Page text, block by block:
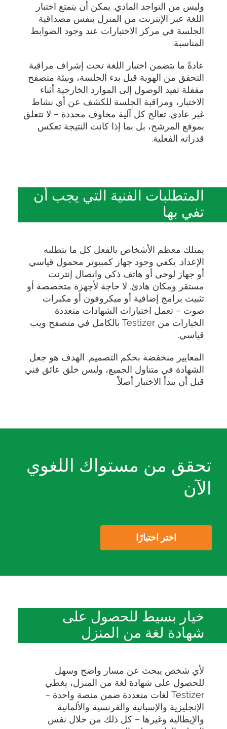
وليس من التواجد المادي. يمكن أن يتمتع اختبار
اللغة عبر الإنترنت من المنزل بنفس مصداقية
الجلسة في مركز الاختبارات عند وجود الضوابط
المناسبة.
عادةً ما يتضمن اختبار اللغة تحت إشراف مراقبة
التحقق من الهوية قبل بدء الجلسة، وبيئة متصفح
مقفلة تقيد الوصول إلى الموارد الخارجية أثناء
الاختبار، ومراقبة الجلسة للكشف عن أي نشاط
غير عادي. تعالج كل آلية مخاوف محددة – لا تتعلق
بموقع المرشح، بل بما إذا كانت النتيجة تعكس
قدراته الفعلية.
المتطلبات الفنية التي يجب أن
تفي بها
يمتلك معظم الأشخاص بالفعل كل ما يتطلبه
الإعداد. يكفي وجود جهاز كمبيوتر محمول قياسي
أو جهاز لوحي أو هاتف ذكي واتصال إنترنت
مستقر ومكان هادئ. لا حاجة لأجهزة متخصصة أو
تثبيت برامج إضافية أو ميكروفون أو مكبرات
صوت – تعمل اختبارات الشهادات متعددة
الخيارات من Testizer بالكامل في متصفح ويب
قياسي.
المعايير منخفضة بحكم التصميم. الهدف هو جعل
الشهادة في متناول الجميع، وليس خلق عائق فني
قبل أن يبدأ الاختبار أصلاً.
تحقق من مستواك اللغوي
الآن
اختر اختبارًا
خيار بسيط للحصول على
شهادة لغة من المنزل
لأي شخص يبحث عن مسار واضح وسهل
للحصول على شهادة لغة من المنزل، يغطي
Testizer لغات متعددة ضمن منصة واحدة –
الإنجليزية والإسبانية والفرنسية والألمانية
والإيطالية وغيرها – كل ذلك من خلال نفس